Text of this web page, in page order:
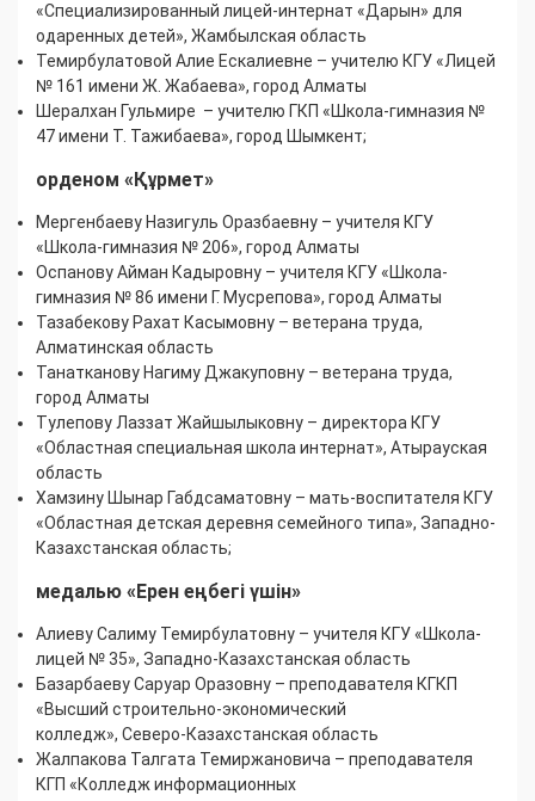
«Специализированный лицей-интернат «Дарын» для
одаренных детей», Жамбылская область
Темирбулатовой Алие Ескалиевне – учителю КГУ «Лицей
№ 161 имени Ж. Жабаева», город Алматы
Шералхан Гульмире – учителю ГКП «Школа-гимназия №
47 имени Т. Тажибаева», город Шымкент;
орденом «Құрмет»
Мергенбаеву Назигуль Оразбаевну – учителя КГУ
«Школа-гимназия № 206», город Алматы
Оспанову Айман Кадыровну – учителя КГУ «Школа-
гимназия № 86 имени Г. Мусрепова», город Алматы
Тазабекову Рахат Касымовну – ветерана труда,
Алматинская область
Танатканову Нагиму Джакуповну – ветерана труда,
город Алматы
Тулепову Лаззат Жайшылыковну – директора КГУ
«Областная специальная школа интернат», Атырауская
область
Хамзину Шынар Габдсаматовну – мать-воспитателя КГУ
«Областная детская деревня семейного типа», Западно-
Казахстанская область;
медалью «Ерен еңбегі үшін»
Алиеву Салиму Темирбулатовну – учителя КГУ «Школа-
лицей № 35», Западно-Казахстанская область
Базарбаеву Саруар Оразовну – преподавателя КГКП
«Высший строительно-экономический
колледж», Северо-Казахстанская область
Жалпакова Талгата Темиржановича – преподавателя
КГП «Колледж информационных